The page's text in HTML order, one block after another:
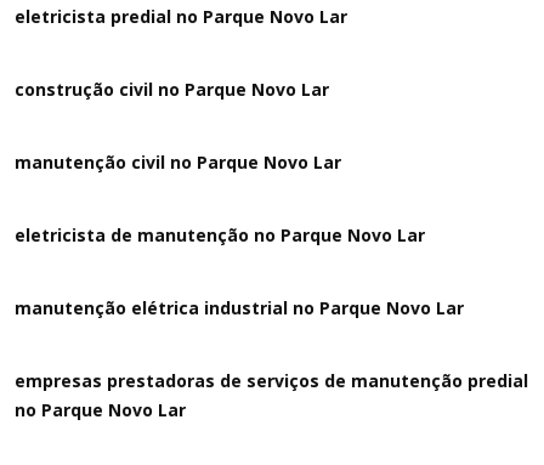
eletricista predial no Parque Novo Lar
construção civil no Parque Novo Lar
manutenção civil no Parque Novo Lar
eletricista de manutenção no Parque Novo Lar
manutenção elétrica industrial no Parque Novo Lar
empresas prestadoras de serviços de manutenção predial
no Parque Novo Lar